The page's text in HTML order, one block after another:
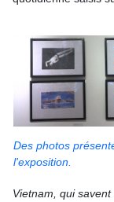
Des photos
l'exposition.
Vietnam, qui